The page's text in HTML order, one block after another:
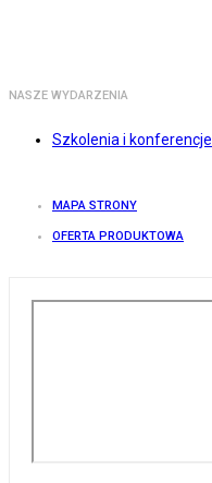
NASZE WYDARZENIA
Szkolenia i konferencje
MAPA STRONY
OFERTA PRODUKTOWA